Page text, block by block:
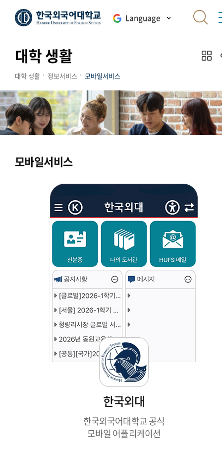
Language
대학 생활
대학 생활 정보서비스 모바일서비스
모바일서비스
한국외대
한국외국어대학교 공식
모바일 어플리케이션